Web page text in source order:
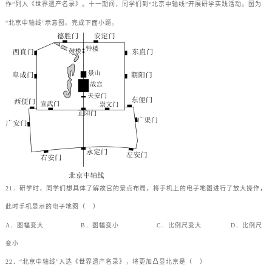
作”列入《世界遗产名录》。十一期间，同学们到“北京中轴线”开展研学实践活动。图为
“北京中轴线”示意图。完成下面小题。
21．研学时，同学们想具体了解故宫的景点布局，将手机上的电子地图进行了放大操作，
此时手机显示的电子地图（ ）
A．图幅变大 B．图幅变小 C．比例尺变大 D．比例尺
变小
22．“北京中轴线”入选《世界遗产名录》，将更加凸显北京是（ ）